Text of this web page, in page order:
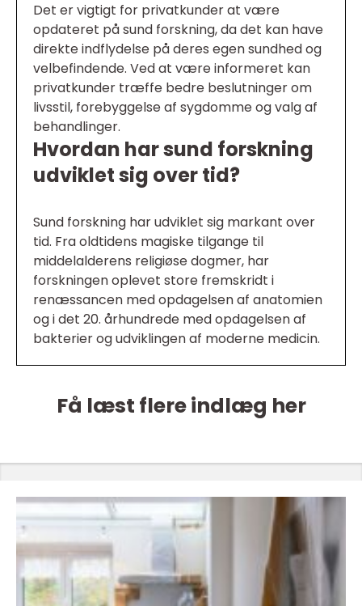
Det er vigtigt for privatkunder at være
opdateret på sund forskning, da det kan have
direkte indflydelse på deres egen sundhed og
velbefindende. Ved at være informeret kan
privatkunder træffe bedre beslutninger om
livsstil, forebyggelse af sygdomme og valg af
behandlinger.
Hvordan har sund forskning
udviklet sig over tid?
Sund forskning har udviklet sig markant over
tid. Fra oldtidens magiske tilgange til
middelalderens religiøse dogmer, har
forskningen oplevet store fremskridt i
renæssancen med opdagelsen af anatomien
og i det 20. århundrede med opdagelsen af
bakterier og udviklingen af moderne medicin.
Få læst flere indlæg her